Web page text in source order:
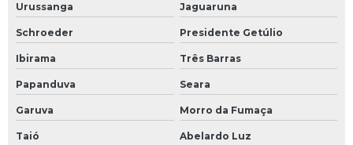
Programa de monitoramento de ruídos e vibrações
Programas de gestão ambiental
Relatório ambiental preliminar rap
Relatório final de pesquisa mineral
Urussanga Jaguaruna
Schroeder Presidente Getúlio
Ibirama Três Barras
Papanduva Seara
Garuva Morro da Fumaça
Taió Abelardo Luz